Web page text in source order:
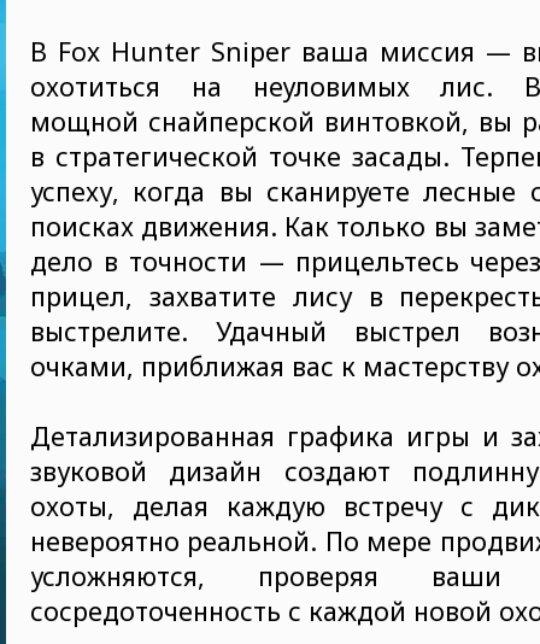
В Fox Hunter Sniper ваша миссия —
охотиться на неуловимых лис.
мощной снайперской винтовкой, вы
в стратегической точке засады.
успеху, когда вы сканируете лесные
поисках движения. Как только вы
дело в точности — прицельтесь
прицел, захватите лису в
выстрелите. Удачный выстрел
очками, приближая вас к мастерству
Детализированная графика игры и
звуковой дизайн создают
охоты, делая каждую встречу с
невероятно реальной. По мере
усложняются, проверяя
сосредоточенность с каждой новой